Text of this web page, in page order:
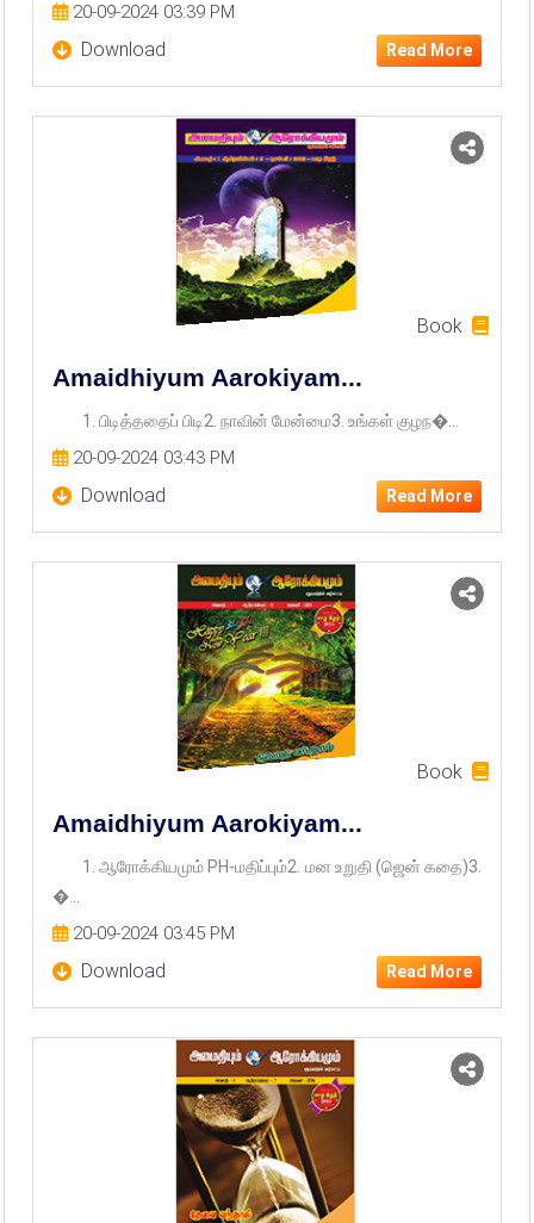
20-09-2024 03:39 PM
Download Read More
Book
Amaidhiyum Aarokiyam...
1. பிடித்ததைப் பிடி2. நாவின் மேன்மை3. உங்கள் குழந�...
20-09-2024 03:43 PM
Download Read More
Book
Amaidhiyum Aarokiyam...
1. ஆரோக்கியமும் PH-மதிப்பும்2. மன உறுதி (ஜென் கதை)3.
�...
20-09-2024 03:45 PM
Download Read More